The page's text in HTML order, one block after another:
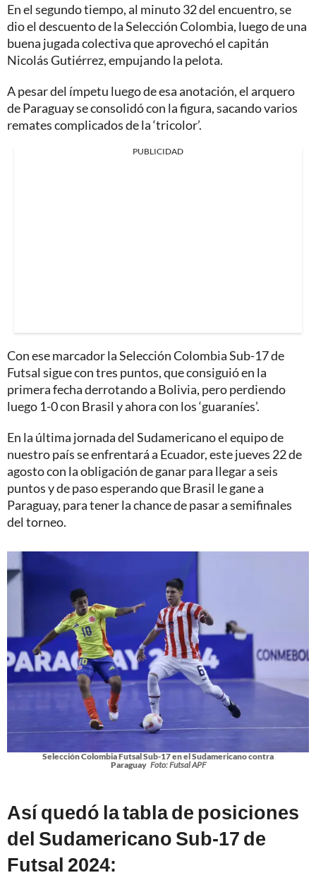
En el segundo tiempo, al minuto 32 del encuentro, se
dio el descuento de la Selección Colombia, luego de una
buena jugada colectiva que aprovechó el capitán
Nicolás Gutiérrez, empujando la pelota.
A pesar del ímpetu luego de esa anotación, el arquero
de Paraguay se consolidó con la figura, sacando varios
remates complicados de la ‘tricolor’.
PUBLICIDAD
Con ese marcador la Selección Colombia Sub-17 de
Futsal sigue con tres puntos, que consiguió en la
primera fecha derrotando a Bolivia, pero perdiendo
luego 1-0 con Brasil y ahora con los ‘guaraníes’.
En la última jornada del Sudamericano el equipo de
nuestro país se enfrentará a Ecuador, este jueves 22 de
agosto con la obligación de ganar para llegar a seis
puntos y de paso esperando que Brasil le gane a
Paraguay, para tener la chance de pasar a semifinales
del torneo.
Selección Colombia Futsal Sub-17 en el Sudamericano contra
Paraguay Foto: Futsal APF
Así quedó la tabla de posiciones
del Sudamericano Sub-17 de
Futsal 2024: